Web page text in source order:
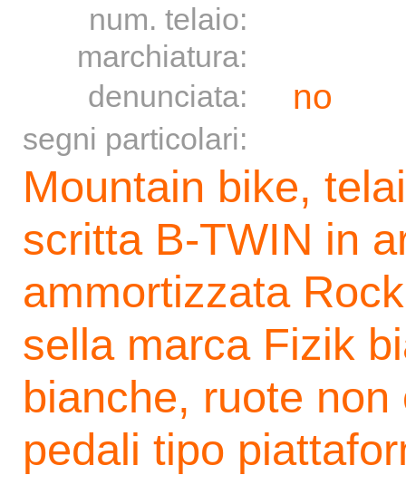
num. telaio:
marchiatura:
denunciata:
no
segni particolari:
Mountain bike,
scritta B-TWIN in
ammortizzata
sella marca Fizik
bianche, ruote
pedali tipo